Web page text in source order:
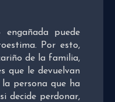
puede
Por esto,
de la familia,
que le devuelvan
persona que ha
decide perdonar,